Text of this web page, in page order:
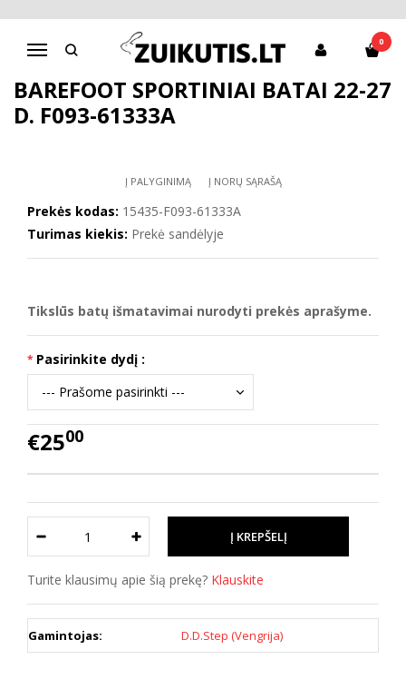
Navigacija
0
Pagrindinis
Sportiniai bateliai
Barefoot sportiniai batai 22-27 d. F093-61333A
BAREFOOT SPORTINIAI BATAI 22-27
D. F093-61333A
Į PALYGINIMĄ Į NORŲ SĄRAŠĄ
Prekės kodas: 15435-F093-61333A
Turimas kiekis: Prekė sandėlyje
Tikslūs batų išmatavimai nurodyti prekės aprašyme.
Pasirinkite dydį :
€2500
Turite klausimų apie šią prekę? Klauskite
Gamintojas: D.D.Step (Vengrija)